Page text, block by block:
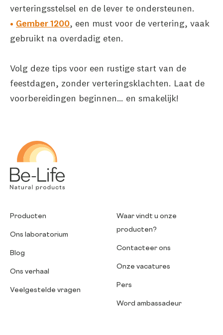
verteringsstelsel en de lever te ondersteunen.
Gember 1200, een must voor de vertering, vaak
gebruikt na overdadig eten.
Volg deze tips voor een rustige start van de
feestdagen, zonder verteringsklachten. Laat de
voorbereidingen beginnen… en smakelijk!
Producten
Ons laboratorium
Blog
Ons verhaal
Veelgestelde vragen
Waar vindt u onze
producten?
Contacteer ons
Onze vacatures
Pers
Word ambassadeur